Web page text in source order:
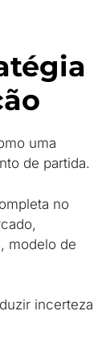
uma
de partida.
no
modelo de
incerteza